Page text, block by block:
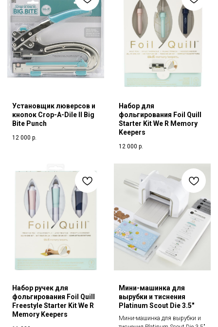
Установщик люверсов и
кнопок Crop-A-Dile II Big
Bite Punch
12 000 р.
Набор для
фольгирования Foil Quill
Starter Kit We R Memory
Keepers
12 000 р.
Набор ручек для
фольгирования Foil Quill
Freestyle Starter Kit We R
Memory Keepers
Мини-машинка для
вырубки и тиснения
Platinum Scout Die 3.5"
Мини-машинка для вырубки и